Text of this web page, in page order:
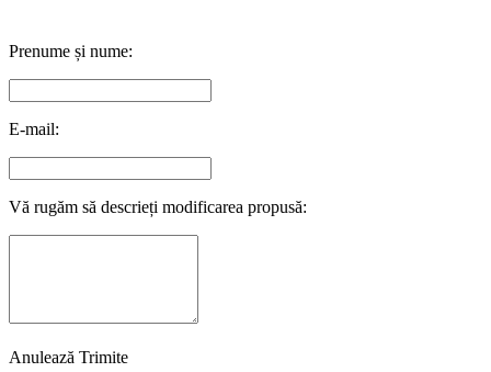
Prenume și nume:
E-mail:
Vă rugăm să descrieți modificarea propusă:
Anulează Trimite